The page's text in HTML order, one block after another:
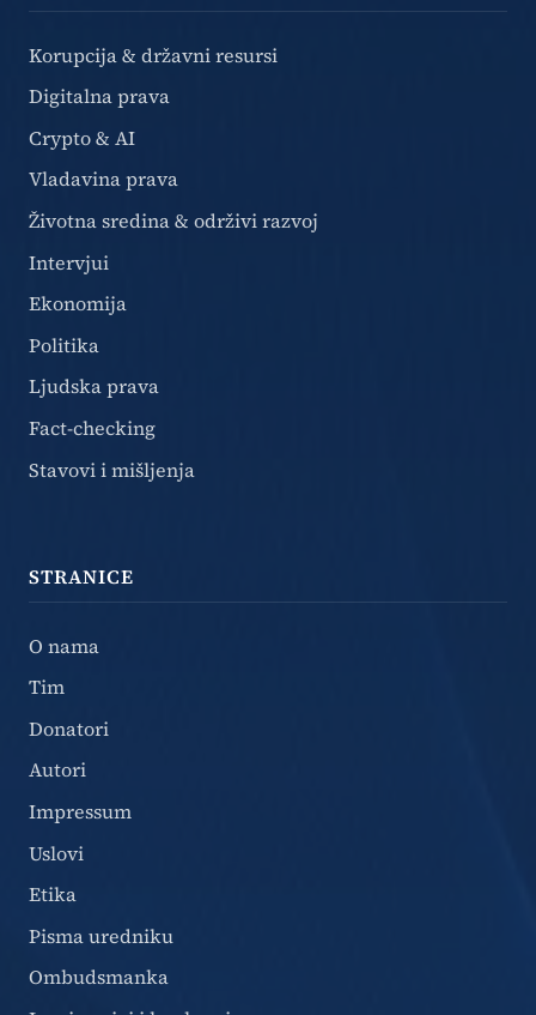
Korupcija & državni resursi
Digitalna prava
Crypto & AI
Vladavina prava
Životna sredina & održivi razvoj
Intervjui
Ekonomija
Politika
Ljudska prava
Fact-checking
Stavovi i mišljenja
STRANICE
O nama
Tim
Donatori
Autori
Impressum
Uslovi
Etika
Pisma uredniku
Ombudsmanka